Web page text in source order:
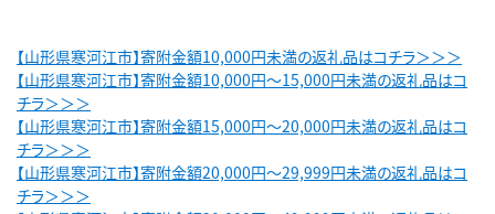
【山形県寒河江市】寄附金額10,000円未満の返礼品はコチラ＞＞＞
【山形県寒河江市】寄附金額10,000円～15,000円未満の返礼品はコ
チラ＞＞＞
【山形県寒河江市】寄附金額15,000円～20,000円未満の返礼品はコ
チラ＞＞＞
【山形県寒河江市】寄附金額20,000円～29,999円未満の返礼品はコ
チラ＞＞＞